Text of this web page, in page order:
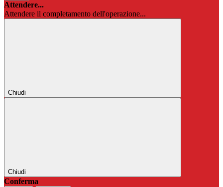
Attendere...
Attendere il completamento dell'operazione...
Chiudi
Chiudi
Conferma